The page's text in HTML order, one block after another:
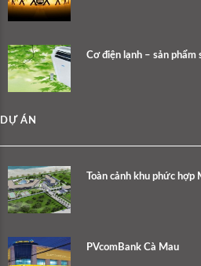
Cơ điện lạnh – sản phẩm
DỰ ÁN
Toàn cảnh khu phức hợp
PVcomBank Cà Mau